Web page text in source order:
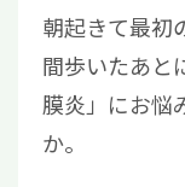
朝起きて最初
間歩いたあと
膜炎」にお悩
か。